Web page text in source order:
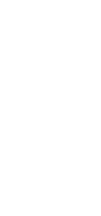
på serviceprocessen